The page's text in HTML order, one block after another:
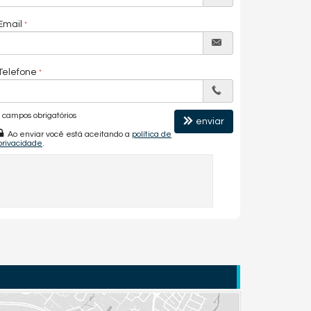
campos obrigatórios
Ao enviar você está aceitando a política de
enviar